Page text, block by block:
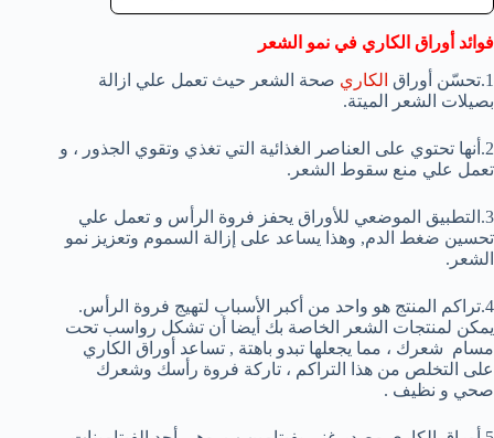
فوائد أوراق الكاري في نمو الشعر
1.تحسّن أوراق
الكاري صحة الشعر حيث تعمل علي ازالة
بصيلات الشعر الميتة.
2.أنها تحتوي على العناصر الغذائية التي تغذي وتقوي الجذور ، و
تعمل علي منع سقوط الشعر.
3.التطبيق الموضعي للأوراق يحفز فروة الرأس و تعمل علي
تحسين ضغط الدم, وهذا يساعد على إزالة السموم وتعزيز نمو
الشعر.
4.تراكم المنتج هو واحد من أكبر الأسباب لتهيج فروة الرأس.
يمكن لمنتجات الشعر الخاصة بك أيضا أن تشكل رواسب تحت
مسام شعرك ، مما يجعلها تبدو باهتة , تساعد أوراق الكاري
على التخلص من هذا التراكم ، تاركة فروة رأسك وشعرك
صحي و نظيف .